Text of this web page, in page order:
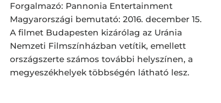
Forgalmazó: Pannonia Entertainment
Magyarországi bemutató: 2016. december 15.
A filmet Budapesten kizárólag az Uránia
Nemzeti Filmszínházban vetítik, emellett
országszerte számos további helyszínen, a
megyeszékhelyek többségén látható lesz.